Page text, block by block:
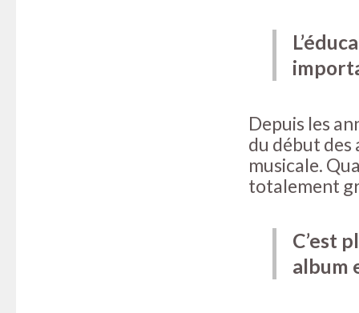
Depuis les
du début des
musicale.
totalement
C’est
album